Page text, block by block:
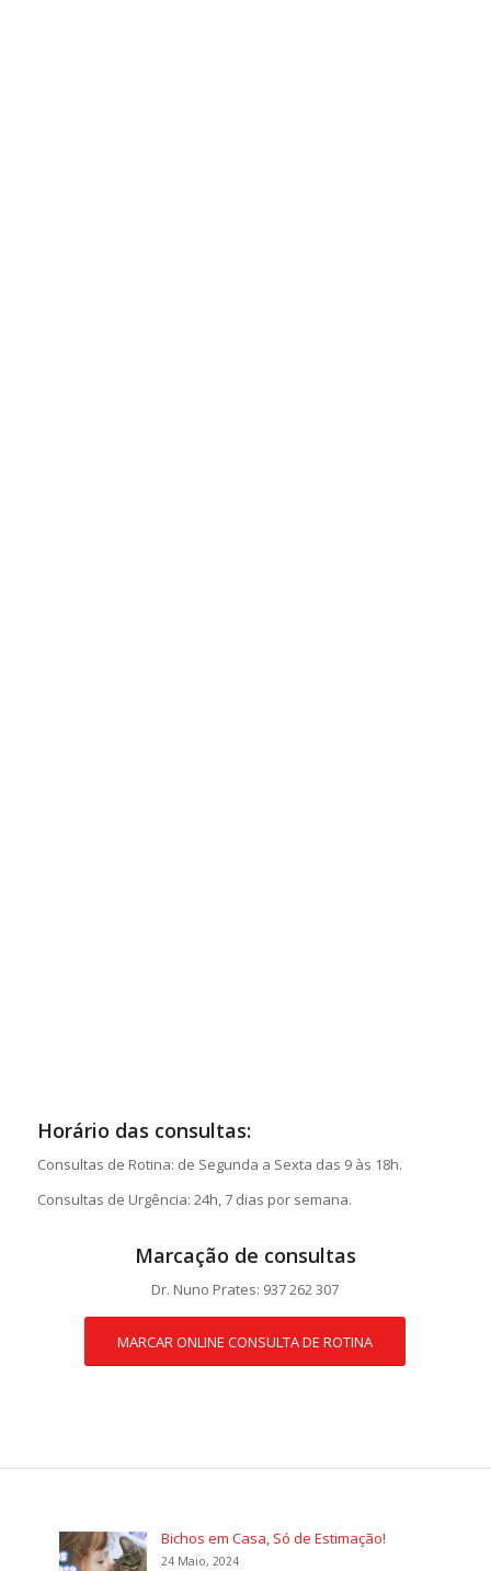
Horário das consultas:
Consultas de Rotina: de Segunda a Sexta das 9 às 18h.
Consultas de Urgência: 24h, 7 dias por semana.
Marcação de consultas
Dr. Nuno Prates: 937 262 307
MARCAR ONLINE CONSULTA DE ROTINA
Bichos em Casa, Só de Estimação!
24 Maio, 2024